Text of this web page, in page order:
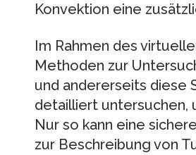
Konvektion eine
Im Rahmen des
Methoden zur
und andererseits diese
detailliert untersuchen,
Nur so kann eine
zur Beschreibung von